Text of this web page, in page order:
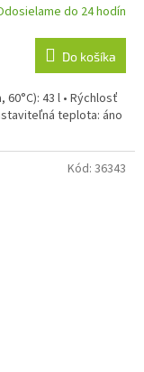
do 24 hodín
Do košíka
43 l • Rýchlosť
teplota: áno
Kód: 36343